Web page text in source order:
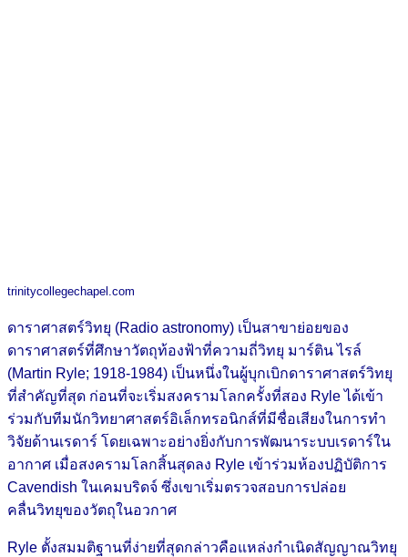
trinitycollegechapel.com
ดาราศาสตร์วิทยุ (Radio astronomy) เป็นสาขาย่อยของ
ดาราศาสตร์ที่ศึกษาวัตถุท้องฟ้าที่ความถี่วิทยุ มาร์ติน ไรล์
(Martin Ryle; 1918-1984) เป็นหนึ่งในผู้บุกเบิกดาราศาสตร์วิทยุ
ที่สำคัญที่สุด ก่อนที่จะเริ่มสงครามโลกครั้งที่สอง Ryle ได้เข้า
ร่วมกับทีมนักวิทยาศาสตร์อิเล็กทรอนิกส์ที่มีชื่อเสียงในการทำ
วิจัยด้านเรดาร์ โดยเฉพาะอย่างยิ่งกับการพัฒนาระบบเรดาร์ใน
อากาศ เมื่อสงครามโลกสิ้นสุดลง Ryle เข้าร่วมห้องปฏิบัติการ
Cavendish ในเคมบริดจ์ ซึ่งเขาเริ่มตรวจสอบการปล่อย
คลื่นวิทยุของวัตถุในอวกาศ
Ryle ตั้งสมมติฐานที่ง่ายที่สุดกล่าวคือแหล่งกำเนิดสัญญาณวิทยุ